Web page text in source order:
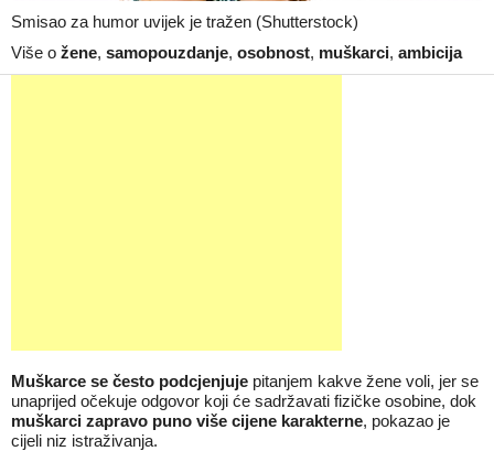
Smisao za humor uvijek je tražen (Shutterstock)
Više o žene, samopouzdanje, osobnost, muškarci, ambicija
Muškarce se često podcjenjuje pitanjem kakve žene voli, jer se
unaprijed očekuje odgovor koji će sadržavati fizičke osobine, dok
muškarci zapravo puno više cijene karakterne, pokazao je
cijeli niz istraživanja.